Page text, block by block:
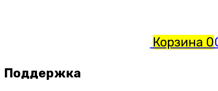
Корзина 0
Поддержка